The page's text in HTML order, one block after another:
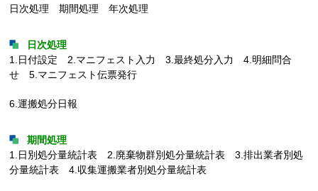
日次処理 期間処理 年次処理
日次処理
1.日付設定 2.マニフェスト入力 3.最終処分入力 4.明細問合
せ 5.マニフェスト伝票発行
6.運搬処分日報
期間処理
1.日別処分量統計表 2.廃棄物群別処分量統計表 3.排出業者別処
分量統計表 4.収集運搬業者別処分量統計表